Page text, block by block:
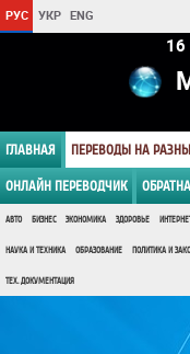
РУС УКР ENG
ГЛАВНАЯ ПЕРЕВОДЫ НА
ОНЛАЙН ПЕРЕВОДЧИК
АВТО БИЗНЕС ЭКОНОМИКА ЗДОРОВЬЕ
НАУКА И ТЕХНИКА ОБРАЗОВАНИЕ ПОЛИТИКА И
ТЕХ. ДОКУМЕНТАЦИЯ